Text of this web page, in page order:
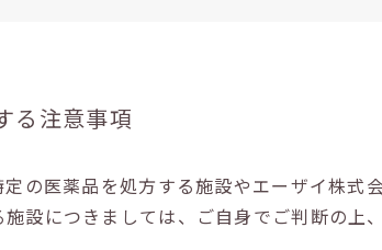
る注意事項
の医薬品を処方する施設やエーザイ株式
設につきましては、ご自身でご判断の上